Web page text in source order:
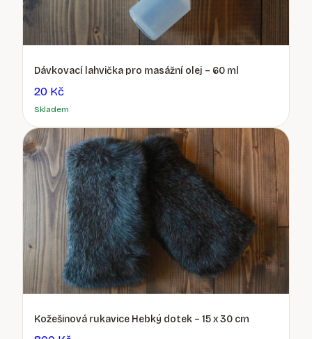
Dávkovací lahvička pro masážní olej – 60 ml
20 Kč
Skladem
Kožešinová rukavice Hebký dotek – 15 x 30 cm